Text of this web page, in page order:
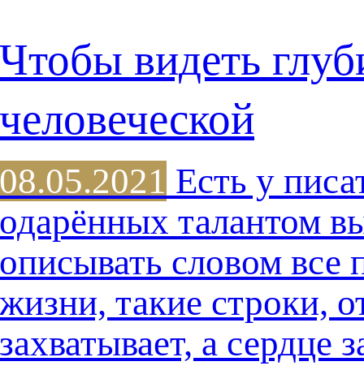
Чтобы видеть
человеческой
08.05.2021 Есть у
одарённых талантом
описывать словом все
жизни, такие строки,
захватывает, а сердце